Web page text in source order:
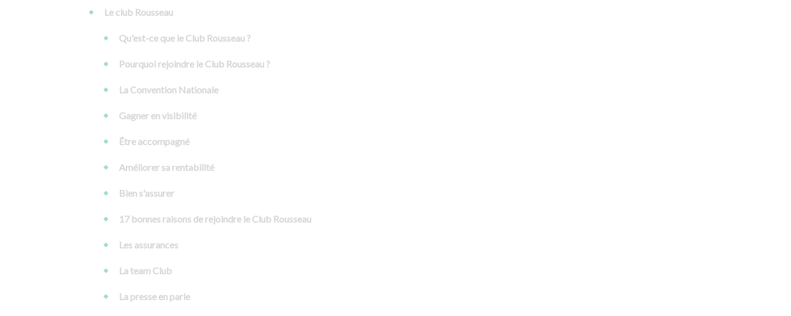
Le club Rousseau
Qu'est-ce que le Club Rousseau ?
Pourquoi rejoindre le Club Rousseau ?
La Convention Nationale
Gagner en visibilité
Être accompagné
Améliorer sa rentabilité
Bien s'assurer
17 bonnes raisons de rejoindre le Club Rousseau
Les assurances
La team Club
La presse en parle